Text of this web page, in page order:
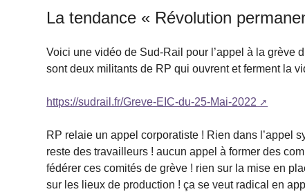
La tendance « Révolution
Voici une vidéo de Sud-Rail pour l’appel à la grève
sont deux militants de RP qui ouvrent et ferment la
https://sudrail.fr/Greve-EIC-du-25-Mai-2022
RP relaie un appel corporatiste ! Rien dans l’appel
reste des travailleurs ! aucun appel à former des
fédérer ces comités de grève ! rien sur la mise en
sur les lieux de production ! ça se veut radical en